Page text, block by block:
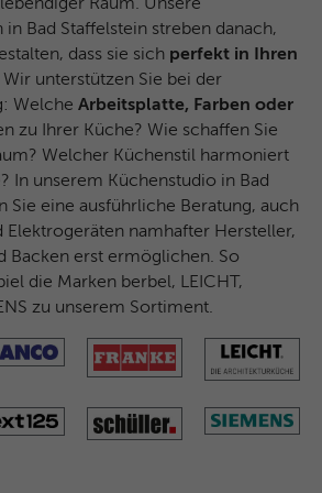
Raum. Unsere
in Bad Staffelstein streben danach,
dass sie sich perfekt in Ihren
unterstützen Sie bei der
Welche Arbeitsplatte, Farben oder
zu Ihrer Küche? Wie schaffen Sie
Welcher Küchenstil harmoniert
In unserem Küchenstudio in Bad
Sie eine ausführliche Beratung, auch
Elektrogeräten namhafter Hersteller,
Backen erst ermöglichen. So
die Marken berbel, LEICHT,
zu unserem Sortiment.
Clarity
Minuten
an, ob MUID an ANID , ein Cookie für
übertragen wird . Clarity
keine ANID, daher ist dieser
immer auf 0 gesetzt.
Clarity